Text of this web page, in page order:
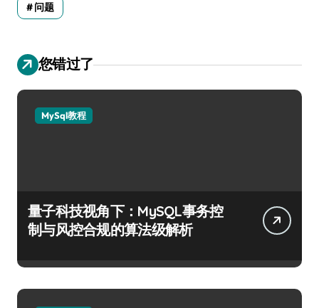
问题
您错过了
MySql教程
量子科技视角下：MySQL事务控
制与风控合规的算法级解析